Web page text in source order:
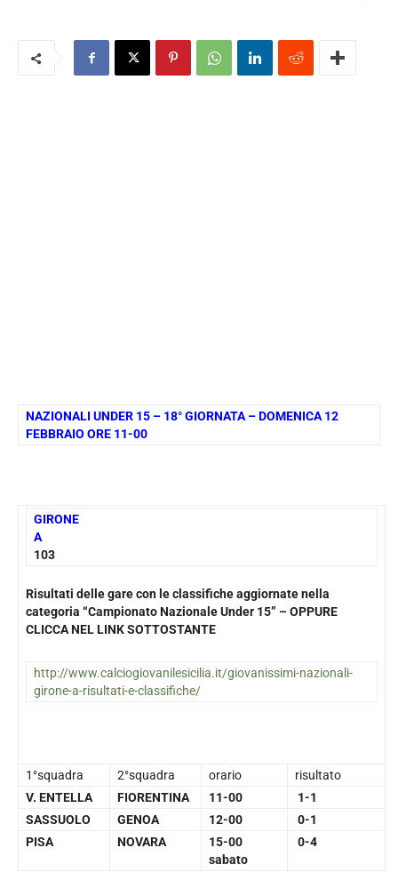
NAZIONALI UNDER 15 – 18° GIORNATA – DOMENICA 12
FEBBRAIO ORE 11-00
GIRONE
A
103
Risultati delle gare con le classifiche aggiornate nella
categoria “Campionato Nazionale Under 15” – OPPURE
CLICCA NEL LINK SOTTOSTANTE
http://www.calciogiovanilesicilia.it/giovanissimi-nazionali-
girone-a-risultati-e-classifiche/
1°squadra 2°squadra orario
risultato
V. ENTELLA
FIORENTINA 11-00
1-1
SASSUOLO
GENOA 12-00
0-1
PISA
NOVARA
15-00
sabato
0-4